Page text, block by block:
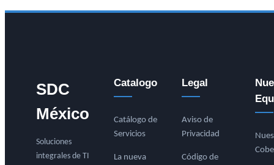
SDC
México
Soluciones
integrales de TI
Catalogo
Catálogo de
Servicios
La nueva
Legal
Aviso de
Privacidad
Código de